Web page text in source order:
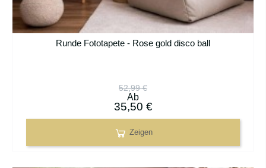
Runde Fototapete - Rose gold disco ball
52,99 €
Ab
35,50 €
Zeigen